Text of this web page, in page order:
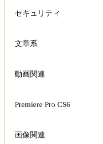
セキュリティ
文章系
動画関連
Premiere Pro CS6
画像関連